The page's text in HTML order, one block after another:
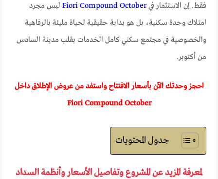
فقط. إن الاستثمار فيFiori Compound October ليس مجرد
امتلاك وحدة سكنية، بل هو بداية حقيقية لحياة مليئة بالرفاهية
والخصوصية في مجتمع سكني كامل الخدمات بقلب مدينة السادس
من أكتوبر.
احجز وحدتك الآن بأسعار الافتتاح واستفد من عروض الإطلاق داخل
Fiori Compound October
جدول المحتويات
لمعرفة المزيد عن المشروع وتفاصيل الأسعار وأنظمة السداد